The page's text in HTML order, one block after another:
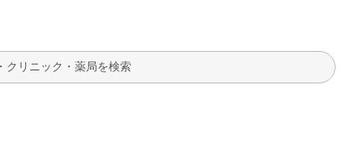
検索